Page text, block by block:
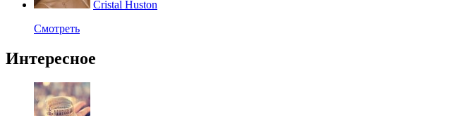
Cristal Huston
Смотреть
Интересное